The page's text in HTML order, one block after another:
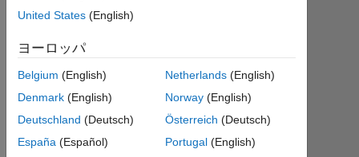
2021
ア
ク
テ
ブ
United States (English)
ヨーロッパ
Belgium (English)
Denmark (English)
Deutschland (Deutsch)
España (Español)
Netherlands (English)
Norway (English)
Österreich (Deutsch)
Portugal (English)